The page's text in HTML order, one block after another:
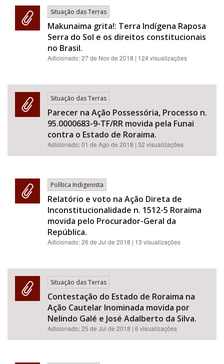
Área de Levantamento
Área Protegida
Situação das Terras
Makunaima grita!: Terra Indígena Raposa
Serra do Sol e os direitos constitucionais
no Brasil.
Adicionado:27 de Nov de 2018 | 124 visualizações
Situação das Terras
Parecer na Ação Possessória, Processo n.
95.0000683-9-TF/RR movida pela Funai
contra o Estado de Roraima.
Adicionado:01 de Ago de 2018 | 32 visualizações
Política Indigenista
Relatório e voto na Ação Direta de
Inconstitucionalidade n. 1512-5 Roraima
movida pelo Procurador-Geral da
República.
Adicionado:26 de Jul de 2018 | 13 visualizações
Situação das Terras
Contestação do Estado de Roraima na
Ação Cautelar Inominada movida por
Nelindo Galé e José Adalberto da Silva.
Adicionado:25 de Jul de 2018 | 6 visualizações